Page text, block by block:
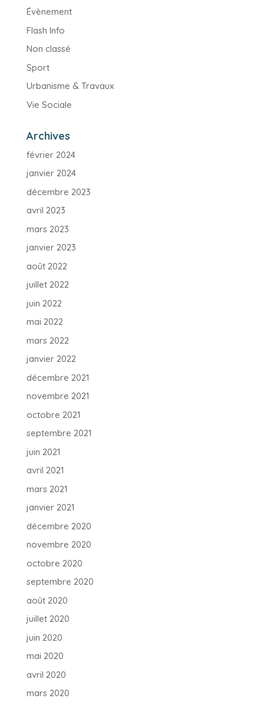
Évènement
Flash Info
Non classé
Sport
Urbanisme & Travaux
Vie Sociale
Archives
février 2024
janvier 2024
décembre 2023
avril 2023
mars 2023
janvier 2023
août 2022
juillet 2022
juin 2022
mai 2022
mars 2022
janvier 2022
décembre 2021
novembre 2021
octobre 2021
septembre 2021
juin 2021
avril 2021
mars 2021
janvier 2021
décembre 2020
novembre 2020
octobre 2020
septembre 2020
août 2020
juillet 2020
juin 2020
mai 2020
avril 2020
mars 2020